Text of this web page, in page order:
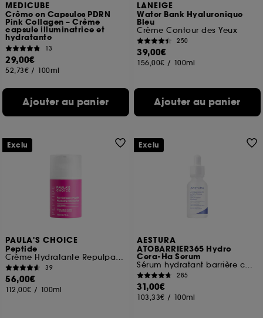
MEDICUBE
Crème en Capsules PDRN
Pink Collagen – Crème
capsule illuminatrice et
hydratante
13
29,00€
52,73€ / 100ml
Ajouter au panier
LANEIGE
Water Bank Hyaluronique
Bleu
Crème Contour des Yeux
250
39,00€
156,00€ / 100ml
Ajouter au panier
PAULA'S CHOICE
Peptide
Crème Hydratante Repulpante Peptides Pro-Collagène
39
56,00€
112,00€ / 100ml
Exclu
AESTURA
ATOBARRIER365 Hydro
Cera-Ha Serum
Sérum hydratant barrière cutanée
285
31,00€
103,33€ / 100ml
Exclu